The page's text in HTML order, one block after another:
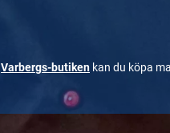
Varbergs-butiken kan du köpa